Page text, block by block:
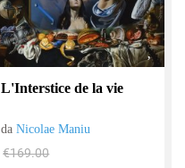
L'Interstice de la vie
daNicolae Maniu
€169.00